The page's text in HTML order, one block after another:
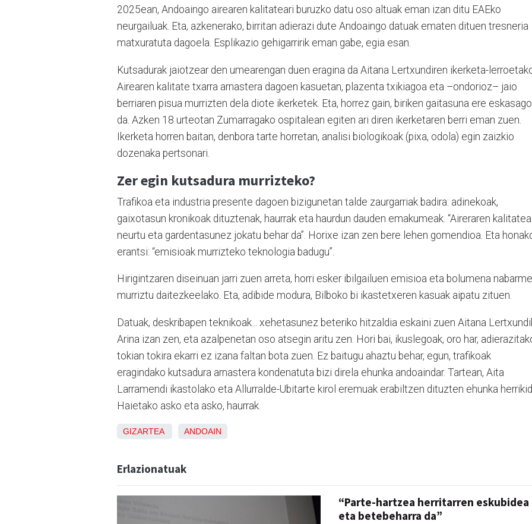
2025ean, Andoaingo airearen kalitateari buruzko datu oso altuak eman izan ditu EAEko
neurgailuak. Eta, azkenerako, birritan adierazi dute Andoaingo datuak ematen dituen tresneria
matxuratuta dagoela. Esplikazio gehigarririk eman gabe, egia esan.
Kutsadurak jaiotzear den umearengan duen eragina da Aitana Lertxundiren ikerketa-
Airearen kalitate txarra arnastera dagoen kasuetan, plazenta txikiagoa eta –ondorioz– jaio
berriaren pisua murrizten dela diote ikerketek. Eta, horrez gain, biriken gaitasuna ere
da. Azken 18 urteotan Zumarragako ospitalean egiten ari diren ikerketaren berri eman zuen.
Ikerketa horren baitan, denbora tarte horretan, analisi biologikoak (pixa, odola) egin zaizkio
dozenaka pertsonari.
Zer egin kutsadura murrizteko?
Trafikoa eta industria presente dagoen bizigunetan talde zaurgarriak badira: adinekoak,
gaixotasun kronikoak dituztenak, haurrak eta haurdun dauden emakumeak. “Aireraren kalitatea
neurtu eta gardentasunez jokatu behar da”. Horixe izan zen bere lehen gomendioa. Eta
erantsi: “emisioak murrizteko teknologia badugu”.
Hirigintzaren diseinuan jarri zuen arreta, horri esker ibilgailuen emisioa eta bolumena
murriztu daitezkeelako. Eta, adibide modura, Bilboko bi ikastetxeren kasuak aipatu zituen.
Datuak, deskribapen teknikoak... xehetasunez beteriko hitzaldia eskaini zuen Aitana
Arina izan zen, eta azalpenetan oso atsegin aritu zen. Hori bai, ikuslegoak, oro har,
tokian tokira ekarri ez izana faltan bota zuen. Ez baitugu ahaztu behar, egun, trafikoak
eragindako kutsadura arnastera kondenatuta bizi direla ehunka andoaindar. Tartean, Aita
Larramendi ikastolako eta Allurralde-Ubitarte kirol eremuak erabiltzen dituzten ehunka
Haietako asko eta asko, haurrak.
GIZARTEA ANDOAIN
Erlazionatuak
“Parte-hartzea herritarren eskubidea
eta betebeharra da”